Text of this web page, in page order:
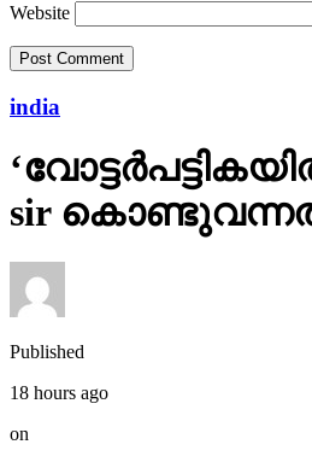
Website
india
sir
Published
18 hours ago
on